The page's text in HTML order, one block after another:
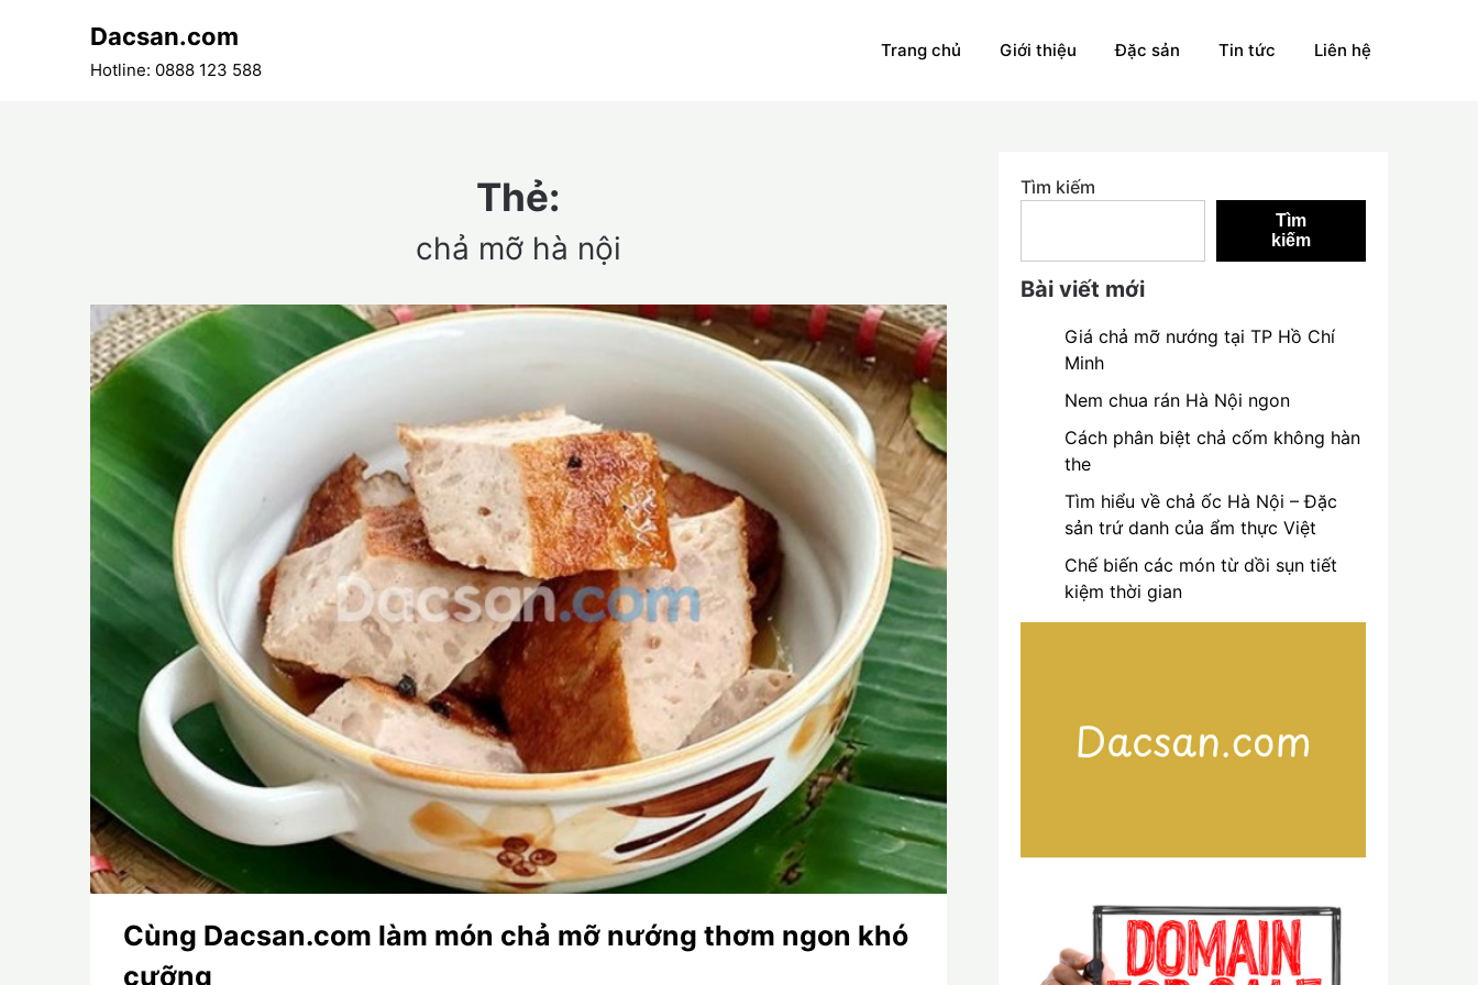
Dacsan.com
Hotline: 0888 123 588
Trang chủ Giới thiệu Đặc sản Tin tức Liên hệ
Thẻ:
chả mỡ hà nội
Cùng Dacsan.com làm món chả mỡ nướng thơm ngon khó
cưỡng
Tìm kiếm
Tìm
kiếm
Bài viết mới
Giá chả mỡ nướng tại TP Hồ Chí
Minh
Nem chua rán Hà Nội ngon
Cách phân biệt chả cốm không hàn
the
Tìm hiểu về chả ốc Hà Nội – Đặc
sản trứ danh của ẩm thực Việt
Chế biến các món từ dồi sụn tiết
kiệm thời gian